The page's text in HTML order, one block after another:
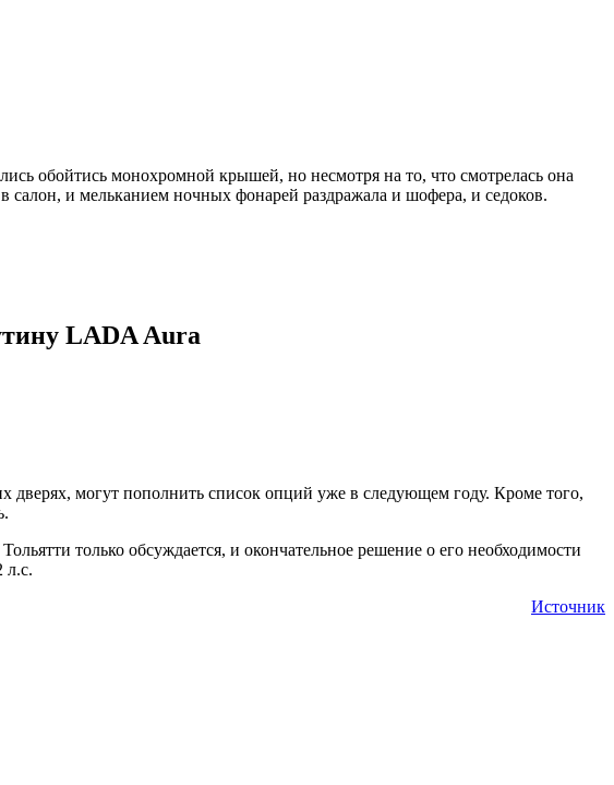
обойтись монохромной крышей, но несмотря на то, что смотрелась она
и мельканием ночных фонарей раздражала и шофера, и седоков.
LADA Aura
дверях, могут пополнить список опций уже в следующем году. Кроме того,
только обсуждается, и окончательное решение о его необходимости
л.с.
Источник